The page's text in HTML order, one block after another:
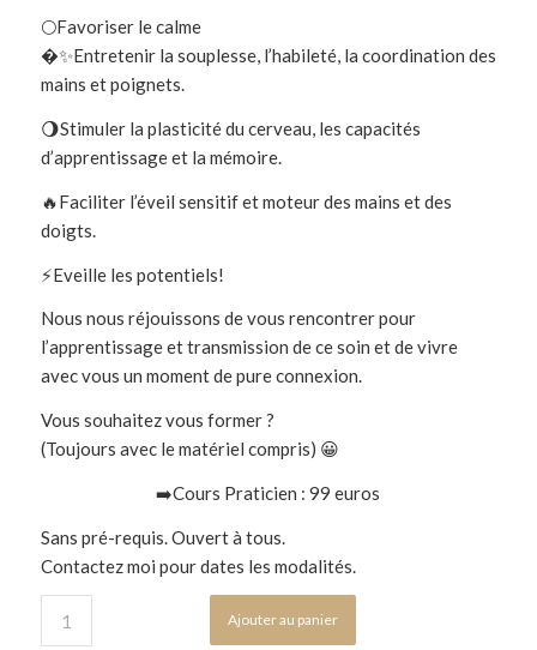
🌕Favoriser le calme
�✨Entretenir la souplesse, l’habileté, la coordination des
mains et poignets.
🌖Stimuler la plasticité du cerveau, les capacités
d’apprentissage et la mémoire.
🔥Faciliter l’éveil sensitif et moteur des mains et des
doigts.
⚡️Eveille les potentiels!
Nous nous réjouissons de vous rencontrer pour
l’apprentissage et transmission de ce soin et de vivre
avec vous un moment de pure connexion.
Vous souhaitez vous former ?
(Toujours avec le matériel compris) 😀
➡️Cours Praticien : 99 euros
Sans pré-requis. Ouvert à tous.
Contactez moi pour dates les modalités.
Ajouter au panier